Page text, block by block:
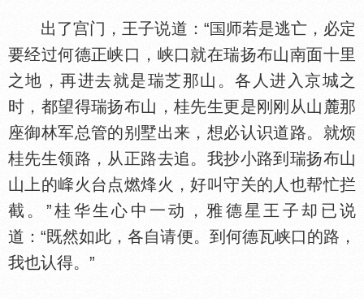
出了宫门，王子说道：“
师若是逃亡，必定
要经过何德正峡口，峡口就在瑞扬布山南面十里
之地，再进去就是瑞芝那山。各人进入京城之
时，都望得瑞扬布山，桂先生更是刚刚从山麓那
座御林军总管的别墅出来，想必认识道路。就烦
桂先生领路，从正路去追。我抄小路到瑞扬布山
山上的
火台点燃烽火，好叫守关的人也帮忙拦
截。”桂华生心中一动，雅德星王子却已说
道：“既然如此，各自请便。到何德瓦峡口的路，
我也认得。”